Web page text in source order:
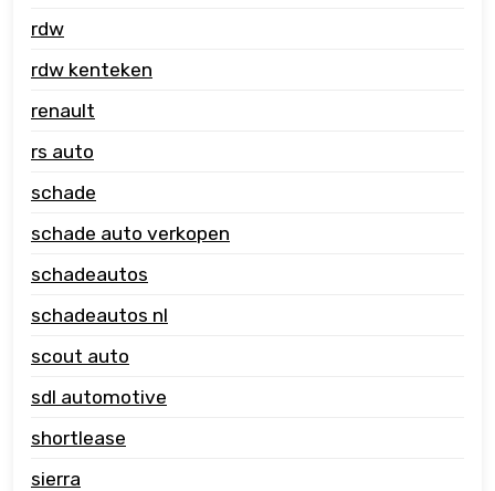
rdw
rdw kenteken
renault
rs auto
schade
schade auto verkopen
schadeautos
schadeautos nl
scout auto
sdl automotive
shortlease
sierra